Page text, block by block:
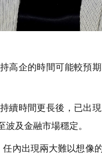
高企的時間可能較預
續時間更長後，已出
波及金融市場穩定。
內出現兩大難以想像